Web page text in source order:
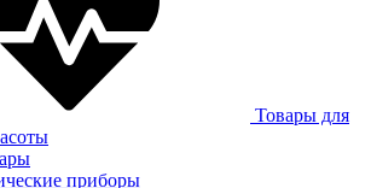
Товары для
приборы